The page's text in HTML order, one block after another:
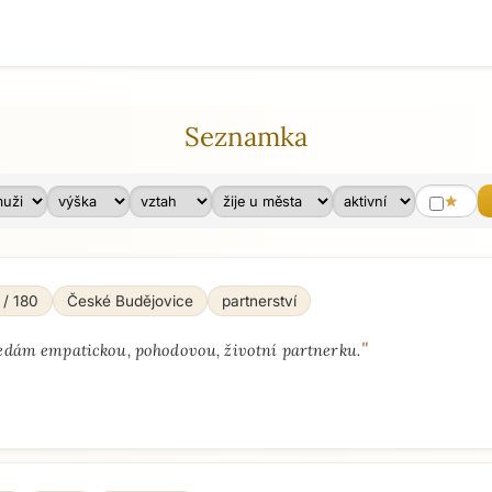
Seznamka
star
180 České Budějovice partnerství
empatickou, pohodovou, životní partnerku."